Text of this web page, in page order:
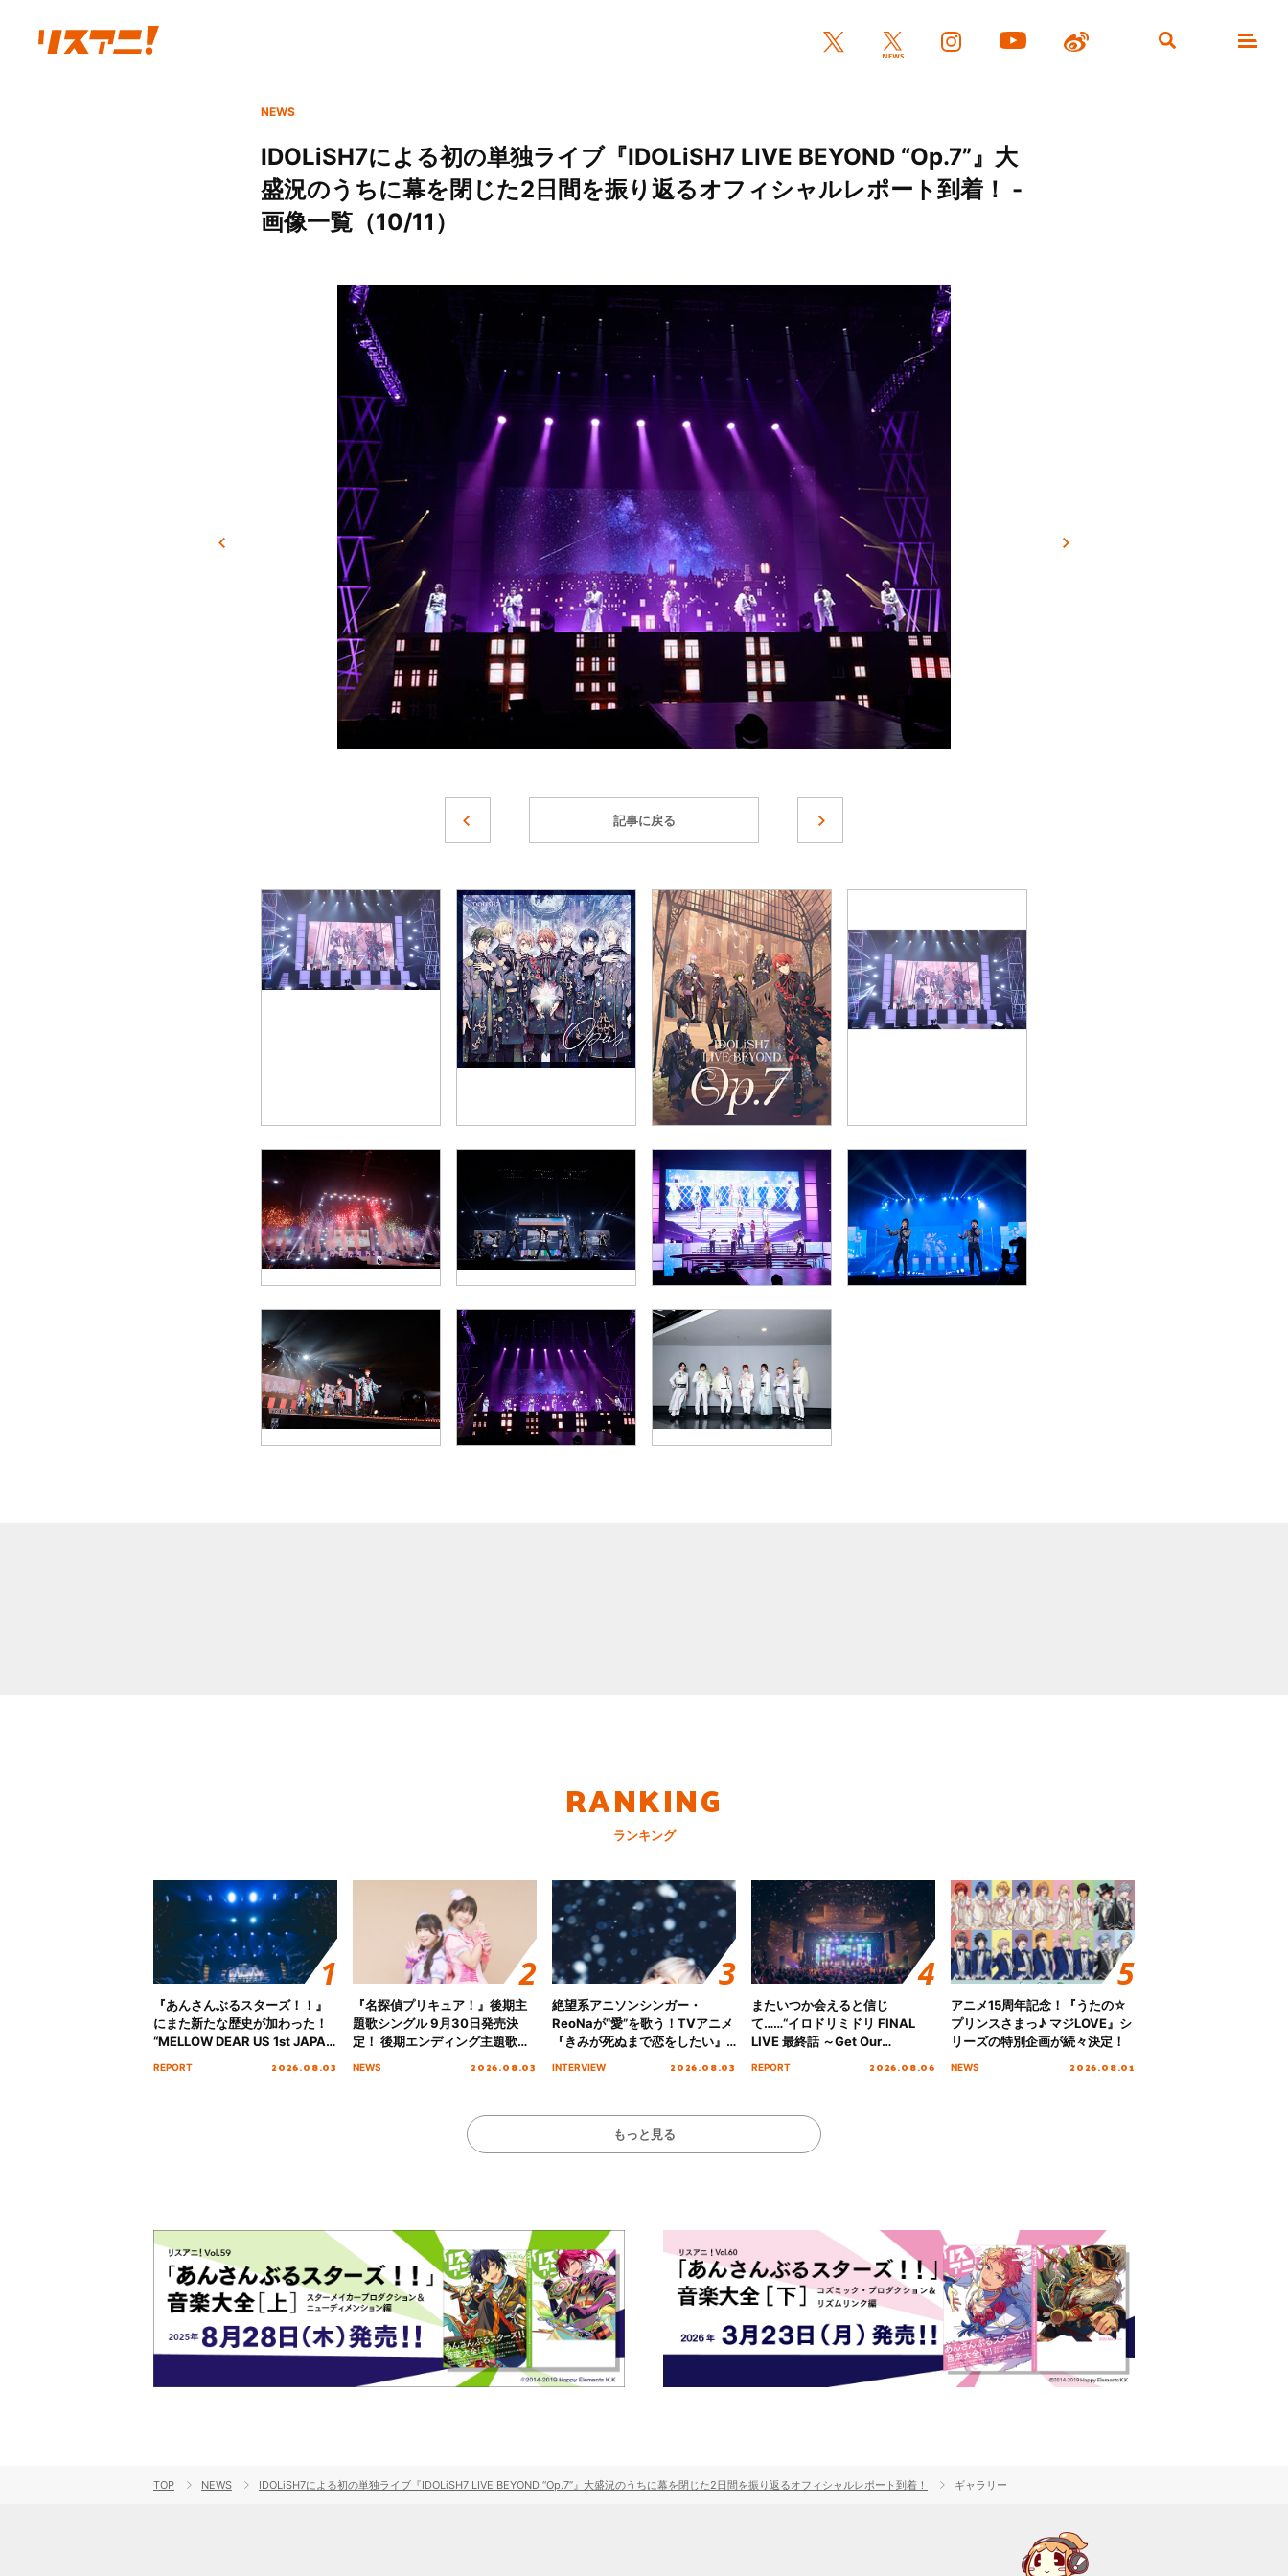
NEWS
IDOLiSH7による初の単独ライブ『IDOLiSH7 LIVE BEYOND “Op.7”』大
盛況のうちに幕を閉じた2日間を振り返るオフィシャルレポート到着！ -
画像一覧（10/11）
記事に戻る
RANKING
ランキング
『あんさんぶるスターズ！！』
にまた新たな歴史が加わった！
“MELLOW DEAR US 1st JAPAN
Tour Final「NICE to meet YOU
REPORT 2026.08.03
『名探偵プリキュア！』後期主
題歌シングル 9月30日発売決
定！ 後期エンディング主題歌
「いつかわかる☆きっとあえ
NEWS 2026.08.03
絶望系アニソンシンガー・
ReoNaが“愛”を歌う！TVアニメ
『きみが死ぬまで恋をしたい』
オープニング主題歌「Amore」
INTERVIEW 2026.08.03
またいつか会えると信じ
て……“イロドリミドリ FINAL
LIVE 最終話 ～Get Our
MIRAI!!!!!!!!!!!!!!～”10年の活動
REPORT 2026.08.06
アニメ15周年記念！『うたの☆
プリンスさまっ♪ マジLOVE』シ
リーズの特別企画が続々決定！
NEWS 2026.08.01
もっと見る
TOP NEWS IDOLiSH7による初の単独ライブ『IDOLiSH7 LIVE BEYOND “Op.7”』大盛況のうちに幕を閉じた2日間を振り返るオフィシャルレポート到着！ ギャラリー